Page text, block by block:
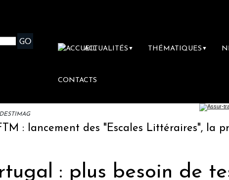
ACTUALITÉS ▼ THÉMATIQUES ▼
CONTACTS
DESTIMAG
: lancement des "Escales Littéraires", la
: plus besoin de